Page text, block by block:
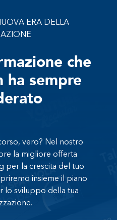
ERA DELLA
che
ha sempre
vero? Nel nostro
la migliore offerta
per la crescita del tuo
insieme il piano
lo sviluppo della tua